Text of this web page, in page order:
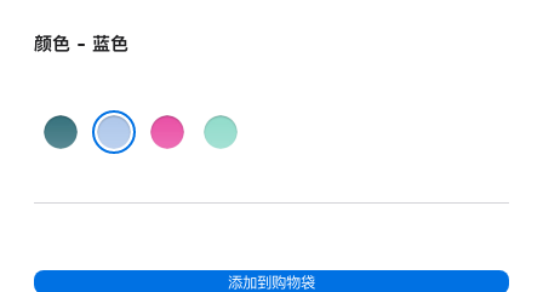
颜色 - 蓝色
暗
粉
绿
添加到购物袋